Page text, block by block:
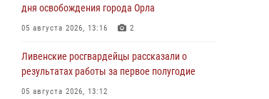
дня освобождения города Орла
05 августа 2026, 13:16 2
Ливенские росгвардейцы рассказали о
результатах работы за первое полугодие
05 августа 2026, 13:12